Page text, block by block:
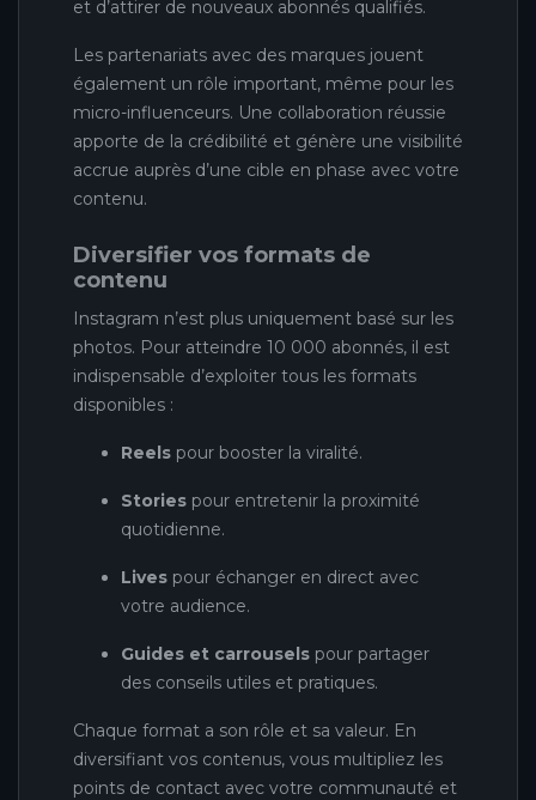
et d’attirer de nouveaux abonnés qualifiés.
Les partenariats avec des marques jouent
également un rôle important, même pour les
micro-influenceurs. Une collaboration réussie
apporte de la crédibilité et génère une visibilité
accrue auprès d’une cible en phase avec votre
contenu.
Diversifier vos formats de
contenu
Instagram n’est plus uniquement basé sur les
photos. Pour atteindre 10 000 abonnés, il est
indispensable d’exploiter tous les formats
disponibles :
Reels pour booster la viralité.
Stories pour entretenir la proximité
quotidienne.
Lives pour échanger en direct avec
votre audience.
Guides et carrousels pour partager
des conseils utiles et pratiques.
Chaque format a son rôle et sa valeur. En
diversifiant vos contenus, vous multipliez les
points de contact avec votre communauté et